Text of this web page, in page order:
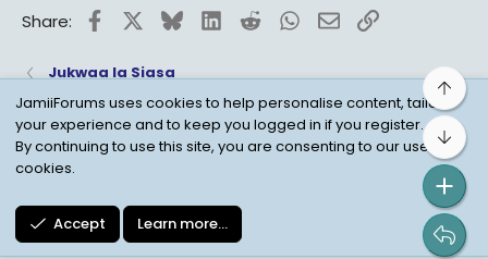
Share: FacebookBlueskyLinkedInRedditWhatsApp
EmailLink
Jukwaa la Siasa
Child Protection Policy
Personal Data Protection
JamiiForums uses cookies to help personalise content, tailor
your experience and to keep you logged in if you register.
By continuing to use this site, you are consenting to our use of
cookies.
Accept Learn more…
Top